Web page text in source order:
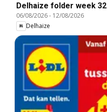
Delhaize folder week 32
06/08/2026- 12/08/2026
Delhaize